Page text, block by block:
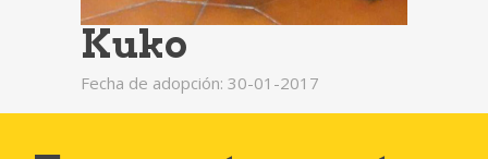
Kuko
Fecha de adopción: 30-01-2017